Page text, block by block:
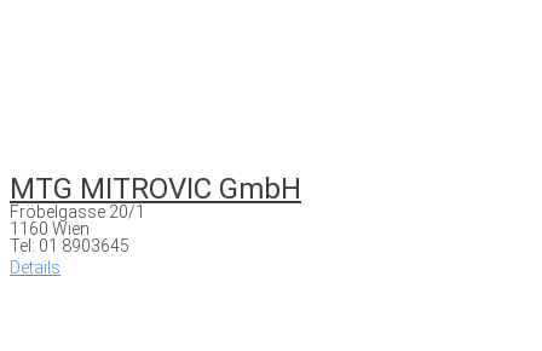
MTG MITROVIC GmbH
Fröbelgasse 20/1
1160 Wien
Tel: 01 8903645
Details